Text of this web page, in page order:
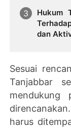
Hukum
dan
Sesuai
Tanjabbar
mendukung
harus